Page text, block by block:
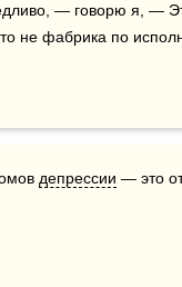
— говорю я, —
не фабрика по
депрессии — это